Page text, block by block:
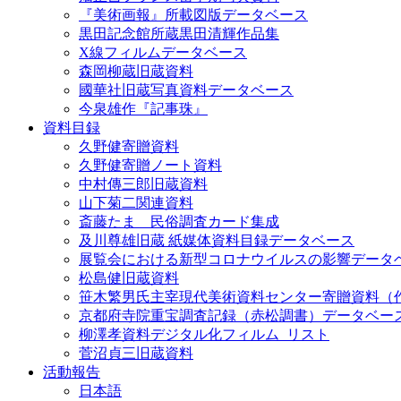
『美術画報』所載図版データベース
黒田記念館所蔵黒田清輝作品集
X線フィルムデータベース
森岡柳蔵旧蔵資料
國華社旧蔵写真資料データベース
今泉雄作『記事珠』
資料目録
久野健寄贈資料
久野健寄贈ノート資料
中村傳三郎旧蔵資料
山下菊二関連資料
斎藤たま 民俗調査カード集成
及川尊雄旧蔵 紙媒体資料目録データベース
展覧会における新型コロナウイルスの影響データ
松島健旧蔵資料
笹木繁男氏主宰現代美術資料センター寄贈資料（
京都府寺院重宝調査記録（赤松調書）データベー
柳澤孝資料デジタル化フィルム_リスト
菅沼貞三旧蔵資料
活動報告
日本語